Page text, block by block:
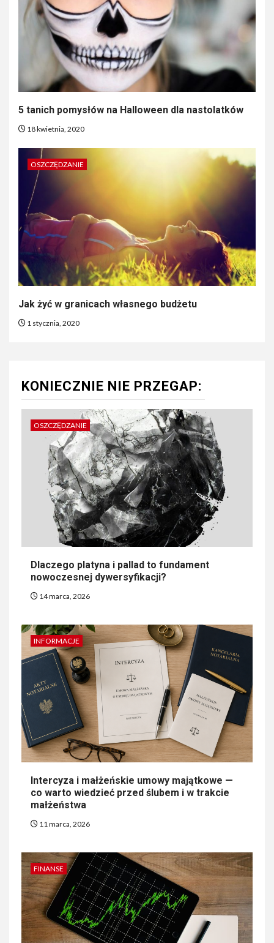
5 tanich pomysłów na Halloween dla nastolatków
18 kwietnia, 2020
OSZCZĘDZANIE
Jak żyć w granicach własnego budżetu
1 stycznia, 2020
KONIECZNIE NIE PRZEGAP:
OSZCZĘDZANIE
Dlaczego platyna i pallad to fundament
nowoczesnej dywersyfikacji?
14 marca, 2026
INFORMACJE
Intercyza i małżeńskie umowy majątkowe —
co warto wiedzieć przed ślubem i w trakcie
małżeństwa
11 marca, 2026
FINANSE